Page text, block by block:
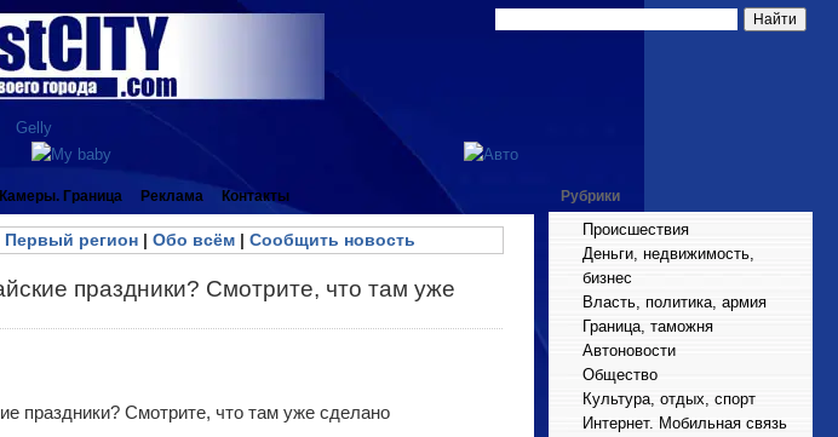
Камеры. Граница Реклама Контакты
Первый регион| Обо всём| Сообщить новость
праздники? Смотрите, что там уже
Рубрики
Происшествия
Деньги, недвижимость,
бизнес
Власть, политика, армия
Граница, таможня
Автоновости
Общество
Культура, отдых, спорт
Интернет. Мобильная связь